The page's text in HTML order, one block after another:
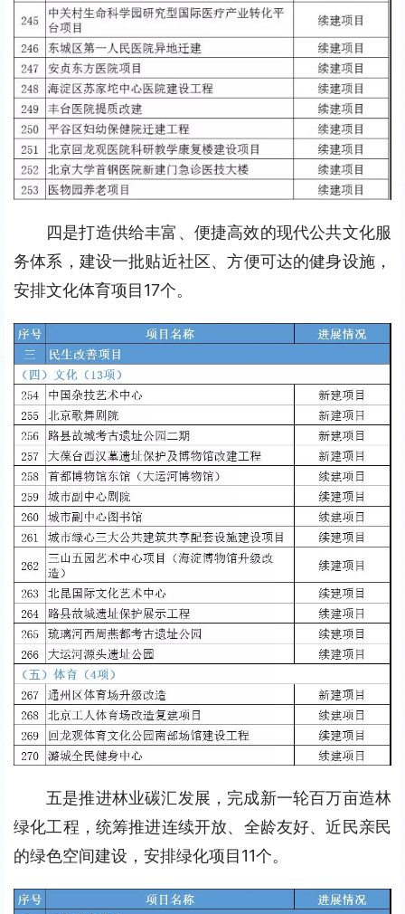
四是打造供给丰富、便捷高效的现代公共文化服
务体系，建设一批贴近社区、方便可达的健身设施，
安排文化体育项目17个。
五是推进林业碳汇发展，完成新一轮百万亩造林
绿化工程，统筹推进连续开放、全龄友好、近民亲民
的绿色空间建设，安排绿化项目11个。